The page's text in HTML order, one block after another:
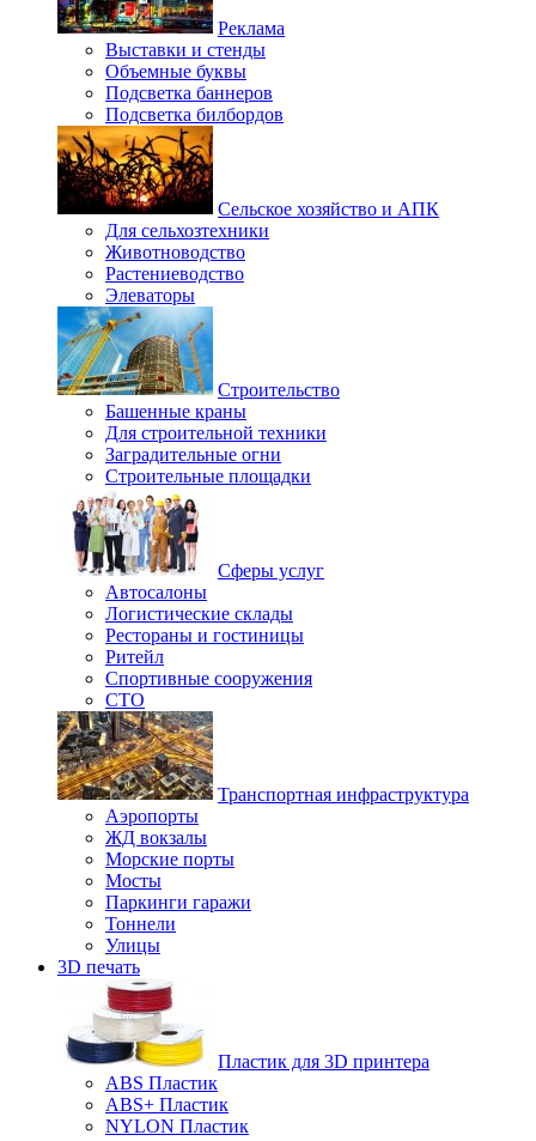
Реклама
Выставки и стенды
Объемные буквы
Подсветка баннеров
Подсветка билбордов
Сельское хозяйство и АПК
Для сельхозтехники
Животноводство
Растениеводство
Элеваторы
Строительство
Башенные краны
Для строительной техники
Заградительные огни
Строительные площадки
Сферы услуг
Автосалоны
Логистические склады
Рестораны и гостиницы
Ритейл
Спортивные сооружения
СТО
Транспортная инфраструктура
Аэропорты
ЖД вокзалы
Морские порты
Мосты
Паркинги гаражи
Тоннели
Улицы
3D печать
Пластик для 3D принтера
ABS Пластик
ABS+ Пластик
NYLON Пластик